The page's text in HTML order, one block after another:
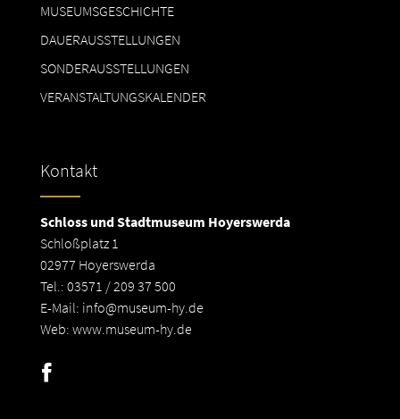
MUSEUMSGESCHICHTE
DAUERAUSSTELLUNGEN
SONDERAUSSTELLUNGEN
VERANSTALTUNGSKALENDER
Kontakt
Schloss und Stadtmuseum Hoyerswerda
Schloßplatz 1
02977 Hoyerswerda
Tel.: 03571 / 209 37 500
E-Mail: info@museum-hy.de
Web: www.museum-hy.de